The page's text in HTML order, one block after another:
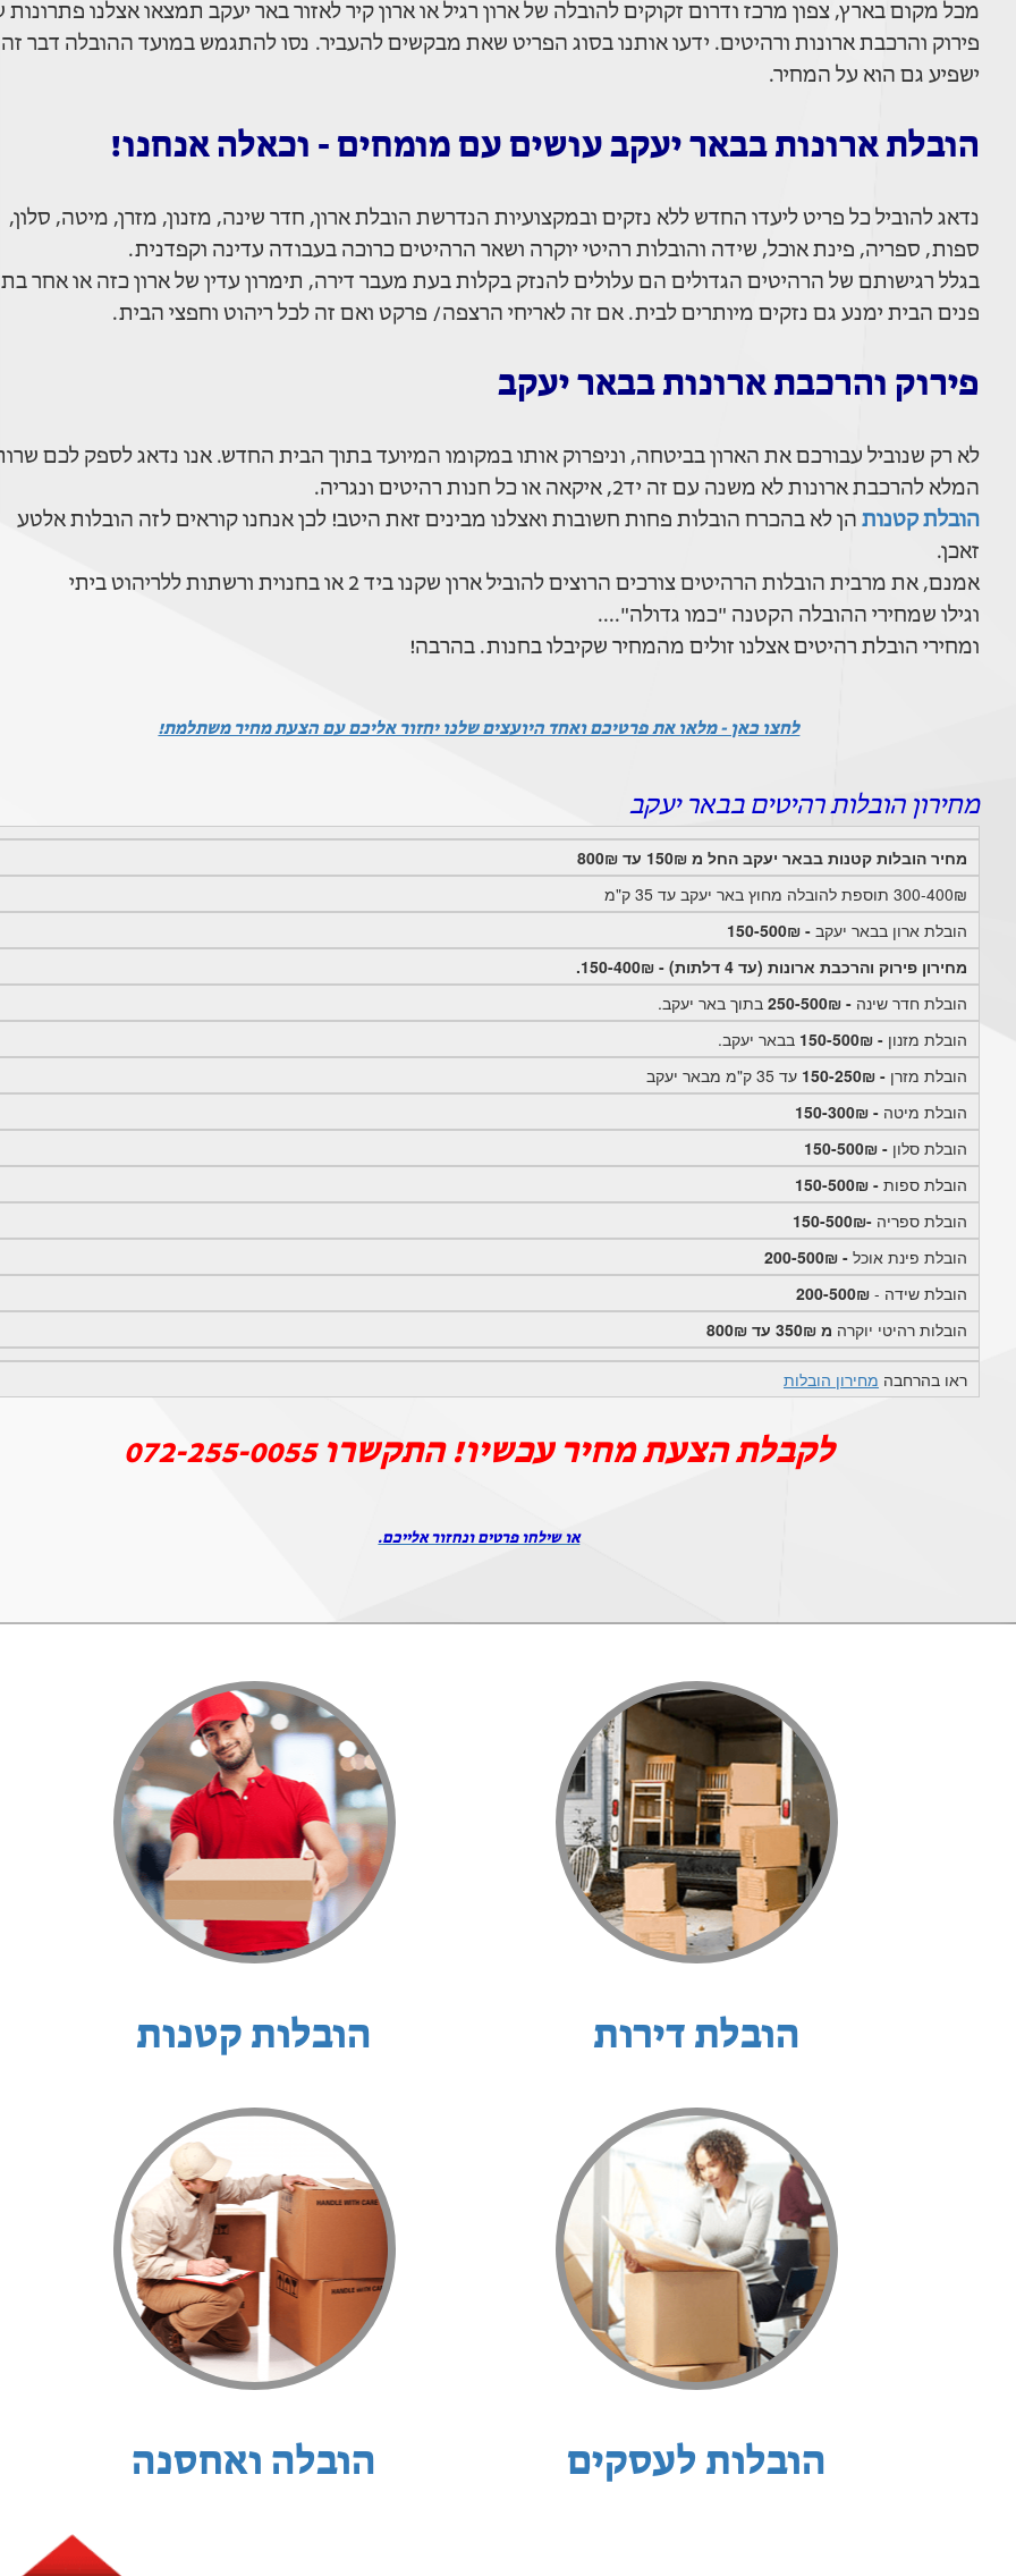
מכל מקום בארץ, צפון מרכז ודרום זקוקים להובלה של ארון רגיל או ארון קיר לאזור באר יעקב תמצאו אצלנו פתרונות
פירוק והרכבת ארונות ורהיטים. ידעו אותנו בסוג הפריט שאת מבקשים להעביר. נסו להתגמש במועד ההובלה דבר זה
ישפיע גם הוא על המחיר.
הובלת ארונות בבאר יעקב עושים עם מומחים - וכאלה אנחנו!
נדאג להוביל כל פריט ליעדו החדש ללא נזקים ובמקצועיות הנדרשת הובלת ארון, חדר שינה, מזנון, מזרן, מיטה, סלון,
ספות, ספריה, פינת אוכל, שידה והובלות רהיטי יוקרה ושאר הרהיטים כרוכה בעבודה עדינה וקפדנית.
בגלל רגישותם של הרהיטים הגדולים הם עלולים להנזק בקלות בעת מעבר דירה, תימרון עדין של ארון כזה או אחר
פנים הבית ימנע גם נזקים מיותרים לבית. אם זה לאריחי הרצפה/ פרקט ואם זה לכל ריהוט וחפצי הבית.
פירוק והרכבת ארונות בבאר יעקב
לא רק שנוביל עבורכם את הארון בביטחה, וניפרוק אותו במקומו המיועד בתוך הבית החדש. אנו נדאג לספק לכם
המלא להרכבת ארונות לא משנה עם זה יד2, איקאה או כל חנות רהיטים ונגריה.
הובלת קטנות הן לא בהכרח הובלות פחות חשובות ואצלנו מבינים זאת היטב! לכן אנחנו קוראים לזה הובלות אלטע
זאכן.
אמנם, את מרבית הובלות הרהיטים צורכים הרוצים להוביל ארון שקנו ביד 2 או בחנוית ורשתות ללריהוט ביתי
וגילו שמחירי ההובלה הקטנה "כמו גדולה"....
ומחירי הובלת רהיטים אצלנו זולים מהמחיר שקיבלו בחנות. בהרבה!
לחצו כאן - מלאו את פרטיכם ואחד היועצים שלנו יחזור אליכם עם הצעת מחיר משתלמת!
מחירון הובלות רהיטים בבאר יעקב
מחיר הובלות קטנות בבאר יעקב החל מ 150₪ עד 800₪
300-400₪ תוספת להובלה מחוץ באר יעקב עד 35 ק"מ
הובלת ארון בבאר יעקב - 150-500₪
מחירון פירוק והרכבת ארונות (עד 4 דלתות) - 150-400₪.
הובלת חדר שינה - 250-500₪
בתוך באר יעקב.
הובלת מזנון - 150-500₪
בבאר יעקב.
הובלת מזרן - 150-250₪
עד 35 ק"מ מבאר יעקב
הובלת מיטה - 150-300₪
הובלת סלון - 150-500₪
הובלת ספות - 150-500₪
הובלת ספריה -150-500₪
הובלת פינת אוכל - 200-500₪
הובלת שידה - 200-500₪
הובלות רהיטי יוקרה מ 350₪ עד 800₪
ראו בהרחבה מחירון הובלות
לקבלת הצעת מחיר עכשיו! התקשרו072-255-0055
או שילחו פרטים ונחזור אלייכם.
הובלות קטנות הובלת דירות
הובלה ואחסנה הובלות לעסקים